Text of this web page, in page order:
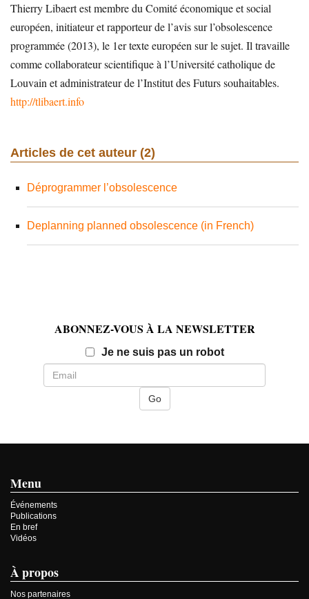
Thierry Libaert est membre du Comité économique et social
européen, initiateur et rapporteur de l’avis sur l’obsolescence
programmée (2013), le 1er texte européen sur le sujet. Il travaille
comme collaborateur scientifique à l’Université catholique de
Louvain et administrateur de l’Institut des Futurs souhaitables.
http://tlibaert.info
Articles de cet auteur (2)
Déprogrammer l’obsolescence
Deplanning planned obsolescence (in French)
ABONNEZ-VOUS À LA NEWSLETTER
Je ne suis pas un robotEmail
Menu
Événements
Publications
En bref
Vidéos
À propos
Nos partenaires